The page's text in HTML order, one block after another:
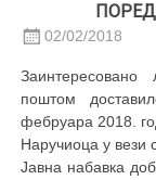
02/02/2018
поштом
фебруара 2018.
Наручиоца у вези
Јавна набавка